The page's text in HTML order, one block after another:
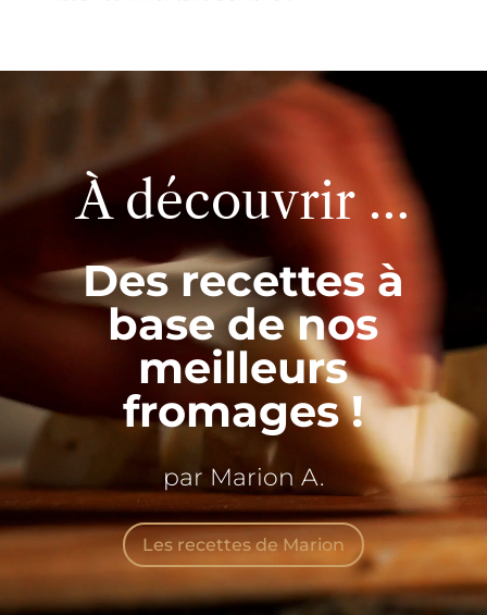
À découvrir …
Des recettes à
base de nos
meilleurs
fromages !
par Marion A.
Les recettes de Marion